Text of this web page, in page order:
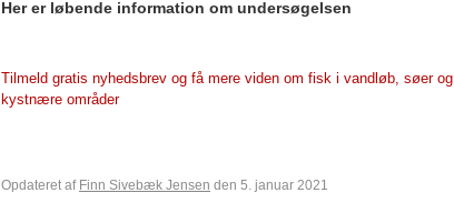
Her er løbende information om undersøgelsen
Tilmeld gratis nyhedsbrev og få mere viden om fisk i vandløb, søer og
kystnære områder
Opdateret af Finn Sivebæk Jensen den 5. januar 2021